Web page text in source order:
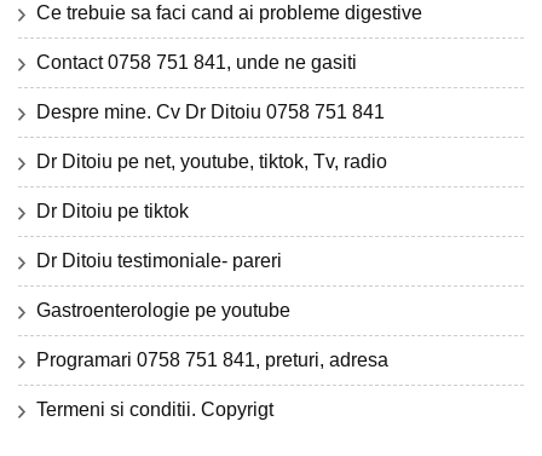
Ce trebuie sa faci cand ai probleme digestive
Contact 0758 751 841, unde ne gasiti
Despre mine. Cv Dr Ditoiu 0758 751 841
Dr Ditoiu pe net, youtube, tiktok, Tv, radio
Dr Ditoiu pe tiktok
Dr Ditoiu testimoniale- pareri
Gastroenterologie pe youtube
Programari 0758 751 841, preturi, adresa
Termeni si conditii. Copyrigt